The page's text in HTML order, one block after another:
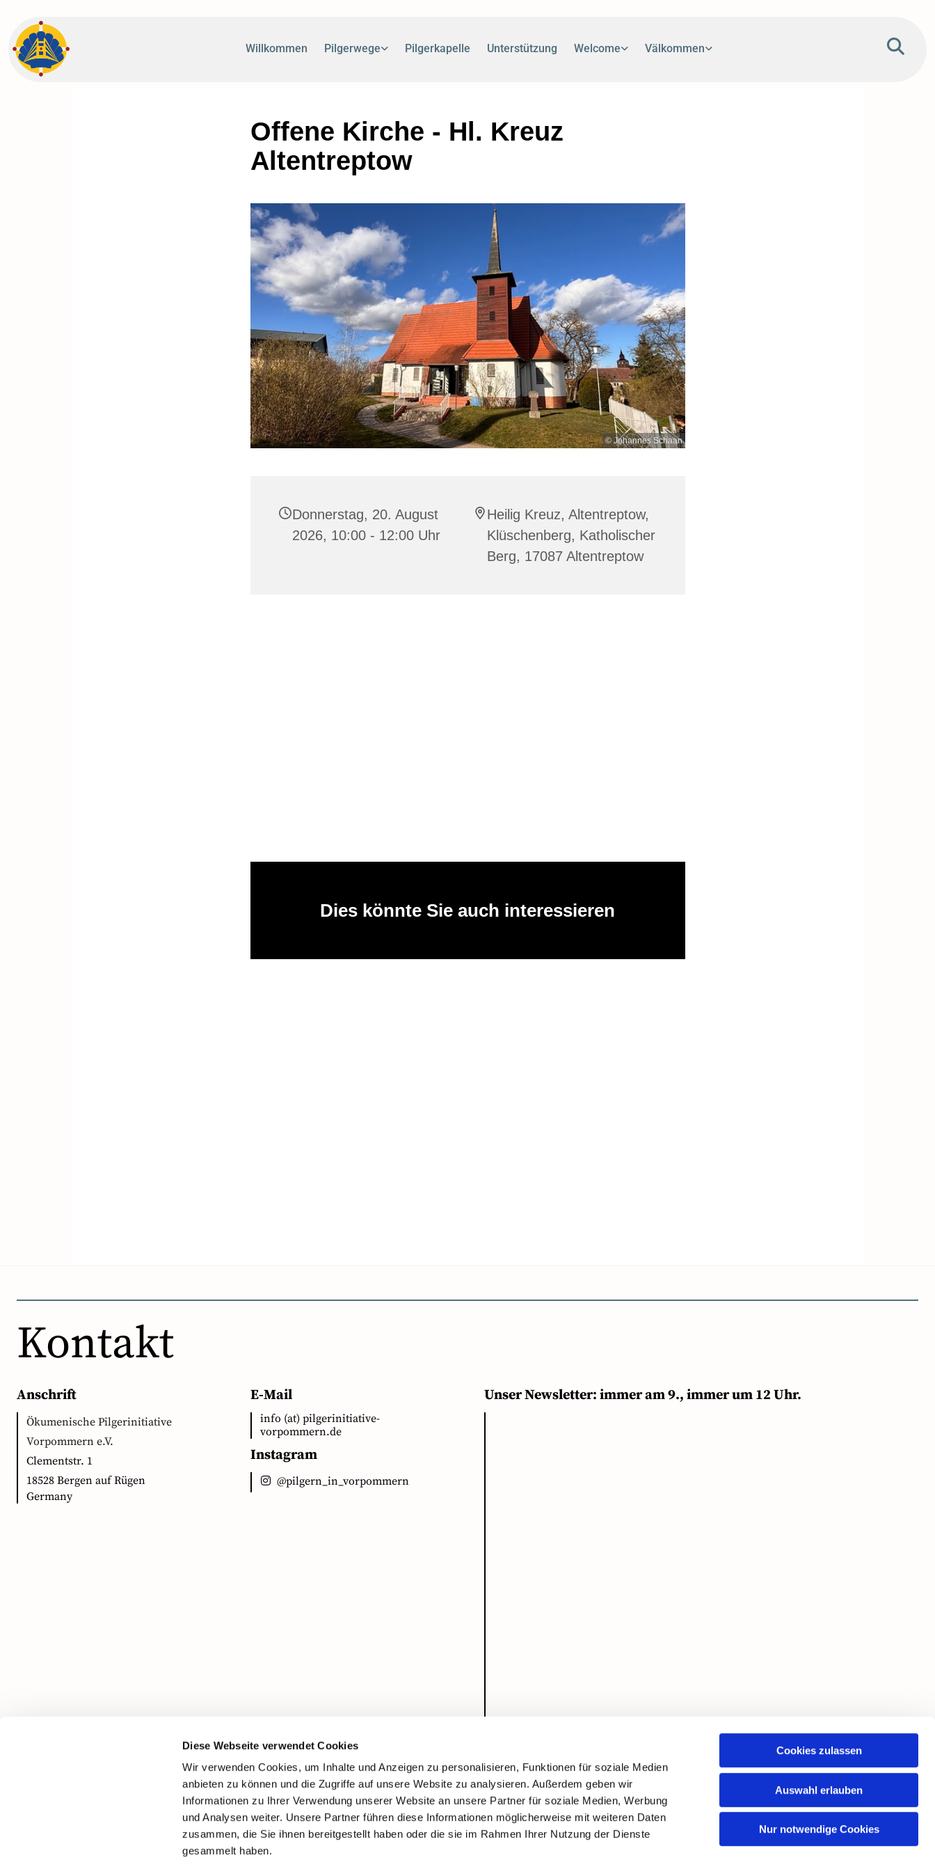
Diese Webseite verwendet Cookies
Wir verwenden Cookies, um Inhalte und Anzeigen zu personalisieren, Funktionen für soziale Medien
anbieten zu können und die Zugriffe auf unsere Website zu analysieren. Außerdem geben wir
Informationen zu Ihrer Verwendung unserer Website an unsere Partner für soziale Medien, Werbung
und Analysen weiter. Unsere Partner führen diese Informationen möglicherweise mit weiteren Daten
zusammen, die Sie ihnen bereitgestellt haben oder die sie im Rahmen Ihrer Nutzung der Dienste
gesammelt haben.
Cookies zulassen
Auswahl erlauben
Nur notwendige Cookies
Willkommen Pilgerwege Pilgerkapelle Unterstützung Welcome Välkommen
Offene Kirche - Hl. Kreuz
Altentreptow
© Johannes Schaan
Donnerstag, 20. August
2026, 10:00 - 12:00 Uhr
Heilig Kreuz, Altentreptow,
Klüschenberg, Katholischer
Berg, 17087 Altentreptow
Dies könnte Sie auch interessieren
Kontakt
Anschrift
Ökumenische Pilgerinitiative
Vorpommern e.V.
Clementstr. 1
18528 Bergen auf Rügen
Germany
E-Mail
info (at) pilgerinitiative-
vorpommern.de
Instagram
@pilgern_in_vorpommern
Unser Newsletter: immer am 9., immer um 12 Uhr.